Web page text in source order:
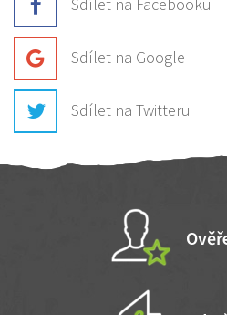
Sdílet na Google
Sdílet na Twitteru